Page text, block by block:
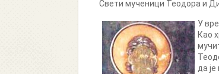
Свети мученици Теодора и
У
Као
да